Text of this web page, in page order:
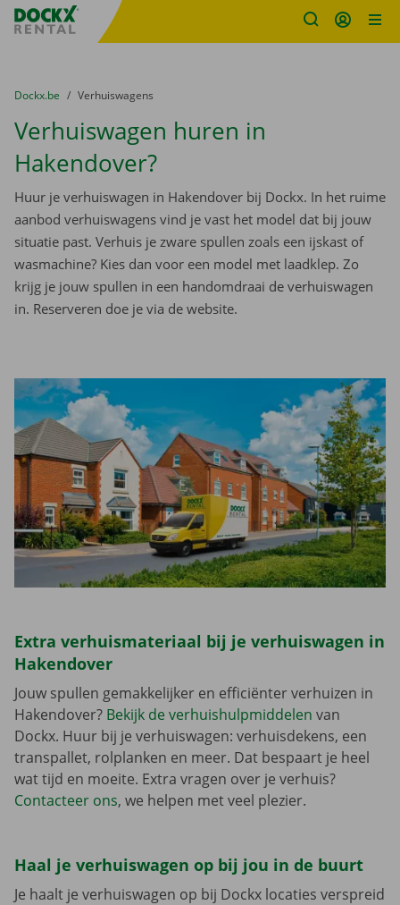
Fratello DEMO
U bevindt zich hier:
van
Dockx.be naar
Verhuiswagens
Verhuiswagen huren in
Hakendover?
Huur je verhuiswagen in Hakendover bij Dockx. In het ruime
aanbod verhuiswagens vind je vast het model dat bij jouw
situatie past. Verhuis je zware spullen zoals een ijskast of
wasmachine? Kies dan voor een model met laadklep. Zo
krijg je jouw spullen in een handomdraai de verhuiswagen
in. Reserveren doe je via de website.
Extra verhuismateriaal bij je verhuiswagen in
Hakendover
Jouw spullen gemakkelijker en efficiënter verhuizen in
Hakendover? Bekijk de verhuishulpmiddelen van
Dockx. Huur bij je verhuiswagen: verhuisdekens, een
transpallet, rolplanken en meer. Dat bespaart je heel
wat tijd en moeite. Extra vragen over je verhuis?
Contacteer ons, we helpen met veel plezier.
Haal je verhuiswagen op bij jou in de buurt
Je haalt je verhuiswagen op bij Dockx locaties verspreid